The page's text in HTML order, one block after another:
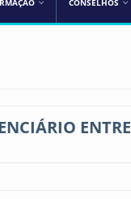
CONSELHOS
ENTRE